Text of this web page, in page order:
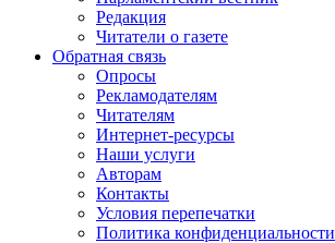
Редакция
Читатели о газете
Обратная связь
Опросы
Рекламодателям
Читателям
Интернет-ресурсы
Наши услуги
Авторам
Контакты
Условия перепечатки
Политика конфиденциальности